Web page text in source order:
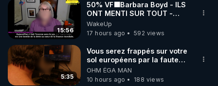
15:56
50% VF🟩Barbara Boyd - ILS
ONT MENTI SUR TOUT -
Jocelyne Traduction
WakeUp
17 hours ago
592 views
5:35
Vous serez frappés sur votre
sol européens par la faute
des dirigeants qui s'en
mettent dans le nez
OHM ÉGA MAN
10 hours ago
188 views